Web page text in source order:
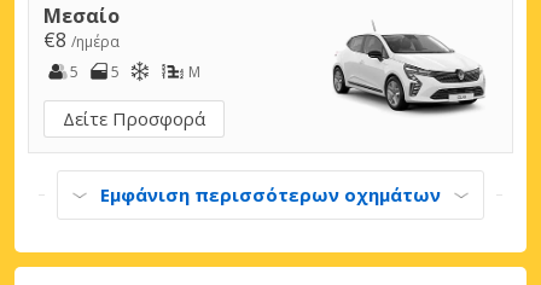
Μεσαίο
€8 /ημέρα
5
5 M
Δείτε Προσφορά
Εμφάνιση περισσότερων οχημάτων